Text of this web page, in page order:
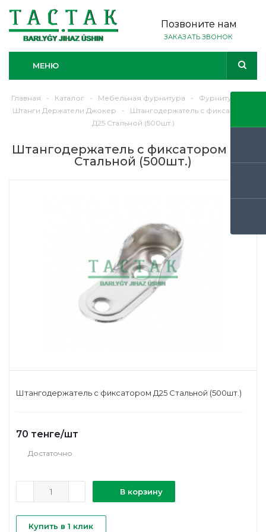
Позвоните нам
ЗАКАЗАТЬ ЗВОНОК
МЕНЮ
Главная - Каталог - Мебельная фурнитура - Фурнитура
Штанги Держатели Джокер
-
Штангодержатель с фиксатором
Д25 Стальной (500шт.)
Штангодержатель с фиксатором Д25
Стальной (500шт.)
Штангодержатель с фиксатором Д25 Стальной (500шт.)
70 тенге/шт
Достаточно
В корзину
Купить в 1 клик